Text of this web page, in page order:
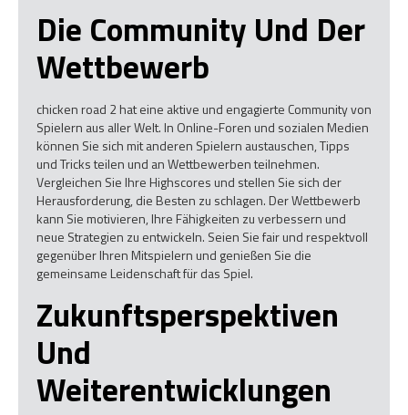
Die Community Und Der
Wettbewerb
chicken road 2 hat eine aktive und engagierte Community von
Spielern aus aller Welt. In Online-Foren und sozialen Medien
können Sie sich mit anderen Spielern austauschen, Tipps
und Tricks teilen und an Wettbewerben teilnehmen.
Vergleichen Sie Ihre Highscores und stellen Sie sich der
Herausforderung, die Besten zu schlagen. Der Wettbewerb
kann Sie motivieren, Ihre Fähigkeiten zu verbessern und
neue Strategien zu entwickeln. Seien Sie fair und respektvoll
gegenüber Ihren Mitspielern und genießen Sie die
gemeinsame Leidenschaft für das Spiel.
Zukunftsperspektiven
Und
Weiterentwicklungen